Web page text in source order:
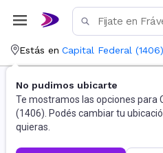
Estás en Capital Federal (1406)
No pudimos ubicarte
Te mostramos las opciones para
(1406). Podés cambiar tu
quieras.